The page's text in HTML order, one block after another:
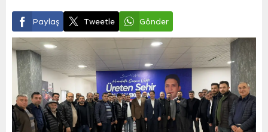
Paylaş Tweetle Gönder